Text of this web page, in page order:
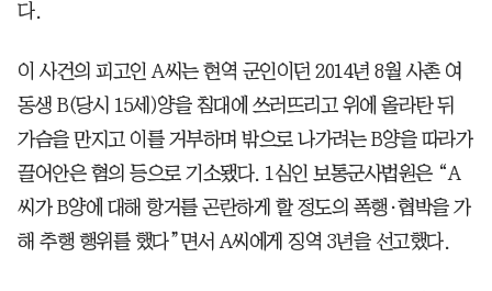
다.
이 사건의 피고인 A씨는 현역 군인이던 2014년 8월 사촌 여
동생 B(당시 15세)양을 침대에 쓰러뜨리고 위에 올라탄 뒤
가슴을 만지고 이를 거부하며 밖으로 나가려는 B양을 따라가
끌어안은 혐의 등으로 기소됐다. 1심인 보통군사법원은 “A
씨가 B양에 대해 항거를 곤란하게 할 정도의 폭행·협박을 가
해 추행 행위를 했다”면서 A씨에게 징역 3년을 선고했다.